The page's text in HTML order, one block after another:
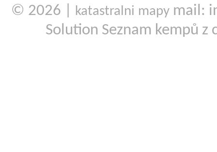
© 2026 |
katastralni mapy mail:
Solution Seznam kempů z